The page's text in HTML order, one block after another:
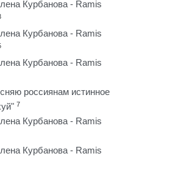
Курбанова - Ramis
Курбанова - Ramis
Курбанова - Ramis
россиянам истинное
7
Курбанова - Ramis
Курбанова - Ramis